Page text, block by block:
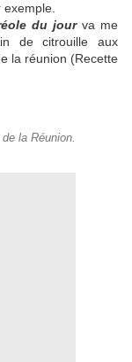
du jourva me
de citrouille aux
la réunion (Recette
la Réunion.